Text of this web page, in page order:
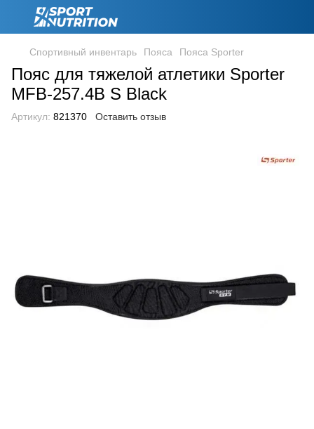
Спортивный инвентарь Пояса Пояса Sporter
Пояс для тяжелой атлетики Sporter
MFB-257.4B S Black
Артикул: 821370 Оставить отзыв